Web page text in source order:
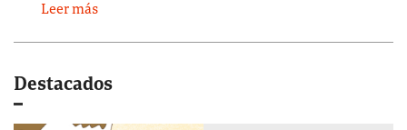
Leer más
Destacados